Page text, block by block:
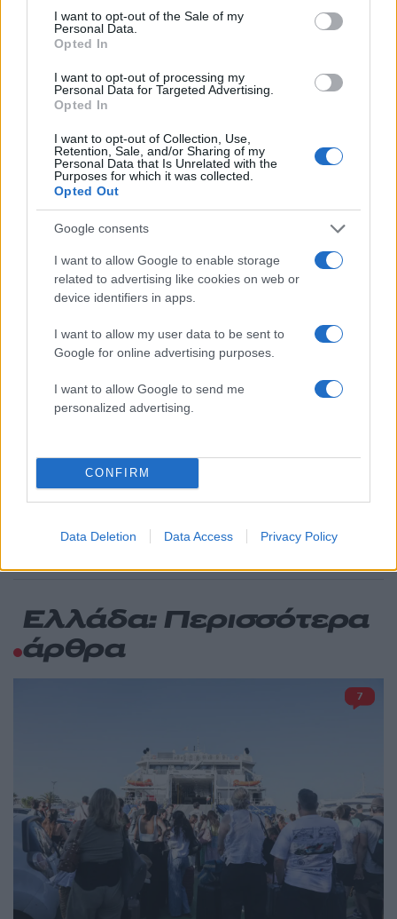
consent section.
I want to opt-out of the Sale of my
Personal Data.
Opted In
I want to opt-out of processing my
Personal Data for Targeted Advertising.
Opted In
I want to opt-out of Collection, Use,
Retention, Sale, and/or Sharing of my
Personal Data that Is Unrelated with the
Purposes for which it was collected.
Opted Out
Google consents
I want to allow Google to enable storage
related to advertising like cookies on web or
device identifiers in apps.
I want to allow my user data to be sent to
Google for online advertising purposes.
I want to allow Google to send me
personalized advertising.
CONFIRM
Data Deletion Data Access Privacy Policy
Ελίζαμπεθ Ελέτσι και Νεκτάριος Λεμονίδης
πήγαν στον Άγιο Νεκτάριο Βούλας για να
πάρουν την ευχή για τον γιο τους
Τζο Μπάιντεν: «Ο καρκίνος έχει εξαπλωθεί,
είναι πολύ επώδυνο», λέει ο γιος του
Πιο σχολιασμένα
Βγήκαν ξανά τα μαχαίρια στην Ελπίδα
για τη Δημοκρατία: «Καρυστιανού,
Γρατσία και Γαλανός μετέτρεψαν το
κίνημα σε φοβικό αρχηγικό κόμμα»
Απίστευτο κι όμως αληθινό -
Aναστέλλονται τα τακτικά ραντεβού του
αγγειοχειρουργού του νοσοκομείου
Χανίων επειδή κλάπηκε το μηχανάκι του
Σούπερ μάρκετ: Νέες μειώσεις τιμών –
ανάμεσά τους 130 σχολικά
ΕΛΑΣ: Ο Αλέξης Δέδες ο πρώτος
σκηνή
58 Στην Κρήτη ο Κυριάκος Μητσοτάκης,
συνεχίζει τις ολιγοήμερες διακοπές του –
Ελλάδα: Περισσότερα
άρθρα
7